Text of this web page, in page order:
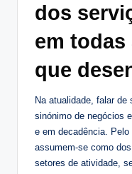
dos
em todas
que
Na atualidade, falar
sinónimo de negócios
e em decadência.
assumem-se como
setores de atividade,